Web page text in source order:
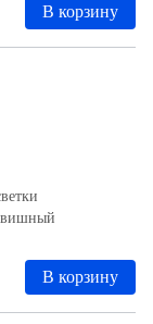
В корзину
В корзину